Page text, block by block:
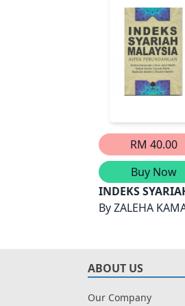
RM 40.00
Buy Now
INDEKS
ByZALEHA
ABOUT US
Our Company